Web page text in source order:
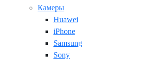
Камеры
Huawei
iPhone
Samsung
Sony